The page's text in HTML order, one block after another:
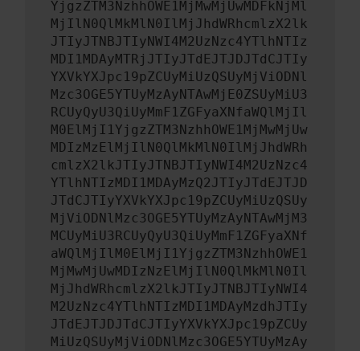
YjgzZTM3NzhhOWE1MjMwMjUwMDFkNjMl
MjIlN0QlMkMlN0IlMjJhdWRhcmlzX2lk
JTIyJTNBJTIyNWI4M2UzNzc4YTlhNTIz
MDI1MDAyMTRjJTIyJTdEJTJDJTdCJTIy
YXVkYXJpc19pZCUyMiUzQSUyMjViODNl
Mzc3OGE5YTUyMzAyNTAwMjE0ZSUyMiU3
RCUyQyU3QiUyMmF1ZGFyaXNfaWQlMjIl
M0ElMjI1YjgzZTM3NzhhOWE1MjMwMjUw
MDIzMzElMjIlN0QlMkMlN0IlMjJhdWRh
cmlzX2lkJTIyJTNBJTIyNWI4M2UzNzc4
YTlhNTIzMDI1MDAyMzQ2JTIyJTdEJTJD
JTdCJTIyYXVkYXJpc19pZCUyMiUzQSUy
MjViODNlMzc3OGE5YTUyMzAyNTAwMjM3
MCUyMiU3RCUyQyU3QiUyMmF1ZGFyaXNf
aWQlMjIlM0ElMjI1YjgzZTM3NzhhOWE1
MjMwMjUwMDIzNzElMjIlN0QlMkMlN0Il
MjJhdWRhcmlzX2lkJTIyJTNBJTIyNWI4
M2UzNzc4YTlhNTIzMDI1MDAyMzdhJTIy
JTdEJTJDJTdCJTIyYXVkYXJpc19pZCUy
MiUzQSUyMjViODNlMzc3OGE5YTUyMzAy